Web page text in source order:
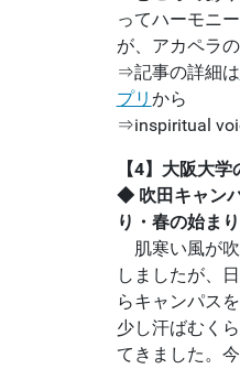
ってハーモニ
が、アカペラ
⇒記事の詳細は
プリ から
⇒inspiritual
【4】大阪大学
◆ 吹田キャン
り・春の始ま
肌寒い風が
しましたが、
らキャンパス
少し汗ばむく
てきました。